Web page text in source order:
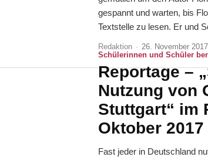
gespannt und warten, bis
Textstelle zu lesen. Er und
Redaktion - 26. November 2017
Schülerinnen und Schüler
Reportage –
Nutzung von
Stuttgart“ im
Oktober 2017
Fast jeder in Deutschland